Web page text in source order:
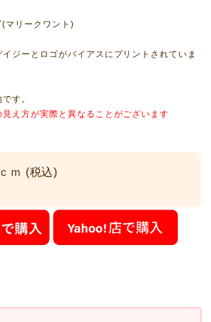
マリークワント)
ジーとロゴがバイアスにプリントされていま
す。
え方が実際と異なることがございます
ｍ (税込)